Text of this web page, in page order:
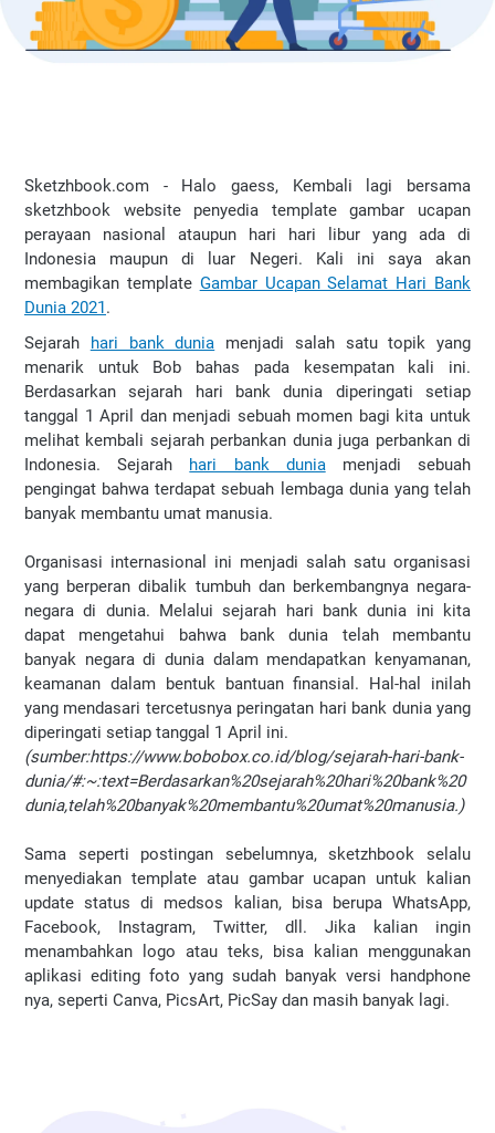
Sketzhbook.com - Halo gaess, Kembali lagi bersama
sketzhbook website penyedia template gambar ucapan
perayaan nasional ataupun hari hari libur yang ada di
Indonesia maupun di luar Negeri. Kali ini saya akan
membagikan template Gambar Ucapan Selamat Hari Bank
Dunia 2021.
Sejarah hari bank dunia menjadi salah satu topik yang
menarik untuk Bob bahas pada kesempatan kali ini.
Berdasarkan sejarah hari bank dunia diperingati setiap
tanggal 1 April dan menjadi sebuah momen bagi kita untuk
melihat kembali sejarah perbankan dunia juga perbankan di
Indonesia. Sejarah hari bank duniamenjadi sebuah
pengingat bahwa terdapat sebuah lembaga dunia yang telah
banyak membantu umat manusia.
Organisasi internasional ini menjadi salah satu organisasi
yang berperan dibalik tumbuh dan berkembangnya negara-
negara di dunia. Melalui sejarah hari bank dunia ini kita
dapat mengetahui bahwa bank dunia telah membantu
banyak negara di dunia dalam mendapatkan kenyamanan,
keamanan dalam bentuk bantuan finansial. Hal-hal inilah
yang mendasari tercetusnya peringatan hari bank dunia yang
diperingati setiap tanggal 1 April ini.
(sumber:https://www.bobobox.co.id/blog/sejarah-hari-bank-
dunia/#:~:text=Berdasarkan%20sejarah%20hari%20bank%20
dunia,telah%20banyak%20membantu%20umat%20manusia.)
Sama seperti postingan sebelumnya, sketzhbook selalu
menyediakan template atau gambar ucapan untuk kalian
update status di medsos kalian, bisa berupa WhatsApp,
Facebook, Instagram, Twitter, dll. Jika kalian ingin
menambahkan logo atau teks, bisa kalian menggunakan
aplikasi editing foto yang sudah banyak versi handphone
nya, seperti Canva, PicsArt, PicSay dan masih banyak lagi.